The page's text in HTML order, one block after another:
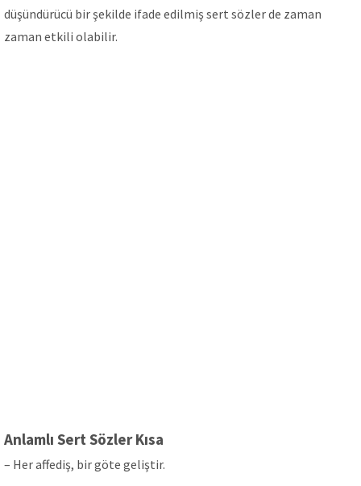
düşündürücü bir şekilde ifade edilmiş sert sözler de zaman
zaman etkili olabilir.
Anlamlı Sert Sözler Kısa
– Her affediş, bir göte geliştir.